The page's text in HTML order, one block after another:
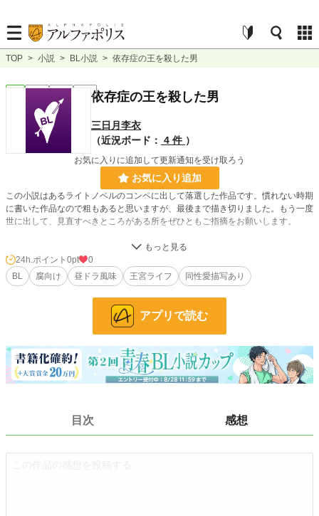
TOP > 小説 > BL小説 > 依存症の王を殺した男
完結 長編 依存症の王を殺した男
三日月李衣
（近況ボード： 4 件 ）
お気に入りに追加して更新通知を受け取ろう
お気に入り追加
この小説はあるライトノベルのコンペに出して落選した作品です。慣れない時期
に書いた作品なので粗もあると思いますが、最後まで描き切りました。もう一度
世に出して、見直すべきところがある所をぜひともご指摘をお願いします。
228,848 位 / 228,848 件
BL 31,440 位 / 31,440 件
文字数 78,046
更新日時 2020.03.22 23:36
2020.03.22 23:36
週間ポイント 0 pt (228,848 位)
24h.ポイント 0pt
0
BL
腐向け 昼ドラ風味 王宮ライフ 同性愛描写あり
アプリで読む
目次 感想